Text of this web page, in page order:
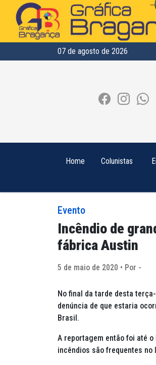
07 de agosto de 2026
Home Colunistas
Evento
Incêndio de
fábrica Austin
5 de maio de 2020 • Por -
No final da tarde desta
denúncia de que estaria
Brasil.
A reportagem então foi até
incêndios são frequentes no